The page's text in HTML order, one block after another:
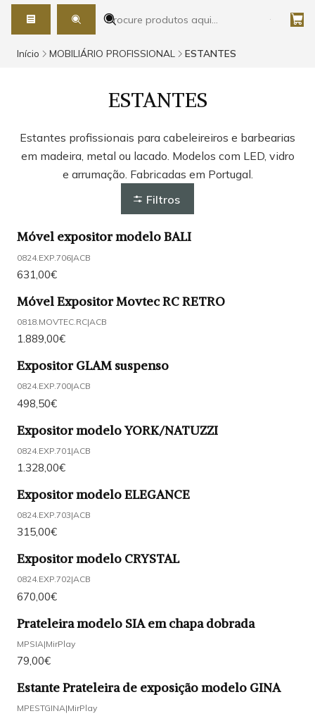
Início MOBILIÁRIO PROFISSIONAL ESTANTES
ESTANTES
Estantes profissionais para cabeleireiros e barbearias
em madeira, metal ou lacado. Modelos com LED, vidro
e arrumação. Fabricadas em Portugal.
Filtros
Móvel expositor modelo BALI
0824.EXP.706|ACB
631,00€
Móvel Expositor Movtec RC RETRO
0818.MOVTEC.RC|ACB
1.889,00€
Expositor GLAM suspenso
0824.EXP.700|ACB
498,50€
Expositor modelo YORK/NATUZZI
0824.EXP.701 |ACB
1.328,00€
Expositor modelo ELEGANCE
0824.EXP.703|ACB
315,00€
Expositor modelo CRYSTAL
0824.EXP.702|ACB
670,00€
Prateleira modelo SIA em chapa dobrada
MPSIA|MirPlay
79,00€
Estante Prateleira de exposição modelo GINA
MPESTGINA|MirPlay